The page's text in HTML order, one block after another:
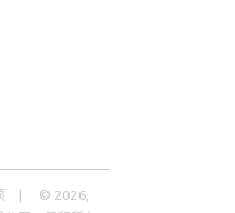
© 2026,